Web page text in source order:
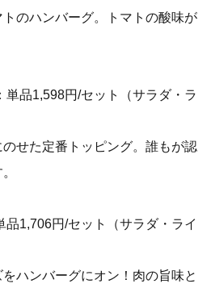
のハンバーグ。トマトの酸味が
単品1,598円/セット（サラダ・ラ
せた定番トッピング。誰もが認
品1,706円/セット（サラダ・ライ
ハンバーグにオン！肉の旨味と